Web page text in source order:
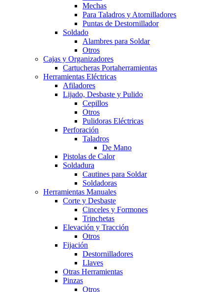
Mechas
Para Taladros y Atornilladores
Puntas de Destornillador
Soldado
Alambres para Soldar
Otros
Cajas y Organizadores
Cartucheras Portaherramientas
Herramientas Eléctricas
Afiladores
Lijado, Desbaste y Pulido
Cepillos
Otros
Pulidoras Eléctricas
Perforación
Taladros
De Mano
Pistolas de Calor
Soldadura
Cautines para Soldar
Soldadoras
Herramientas Manuales
Corte y Desbaste
Cinceles y Formones
Trinchetas
Elevación y Tracción
Otros
Fijación
Destornilladores
Llaves
Otras Herramientas
Pinzas
Otros